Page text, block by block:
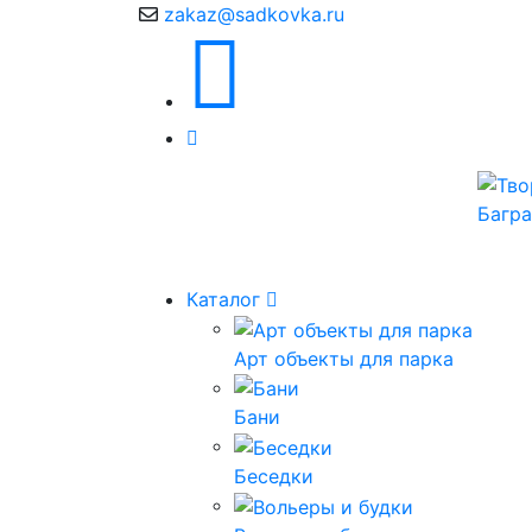
zakaz@sadkovka.ru
Каталог
Арт объекты для парка
Бани
Беседки